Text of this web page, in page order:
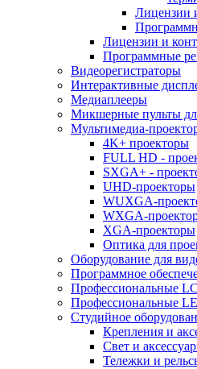
Лицензии
Лицензии и
Программные
Видеорегистраторы
Интерактивные
Медиаплееры
Микшерные пульты
Мультимедиа-
4K+ проекторы
FULL HD -
SXGA+ -
UHD-проекторы
WUXGA-
WXGA-
XGA-проекторы
Оптика для
Оборудование для
Программное
Профессиональные
Профессиональные
Студийное
Крепления и
Свет и
Тележки и